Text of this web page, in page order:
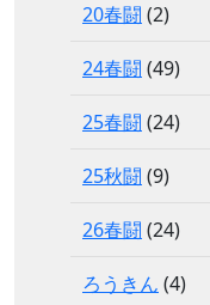
20春闘 (2)
24春闘 (49)
25春闘 (24)
25秋闘 (9)
26春闘 (24)
ろうきん (4)